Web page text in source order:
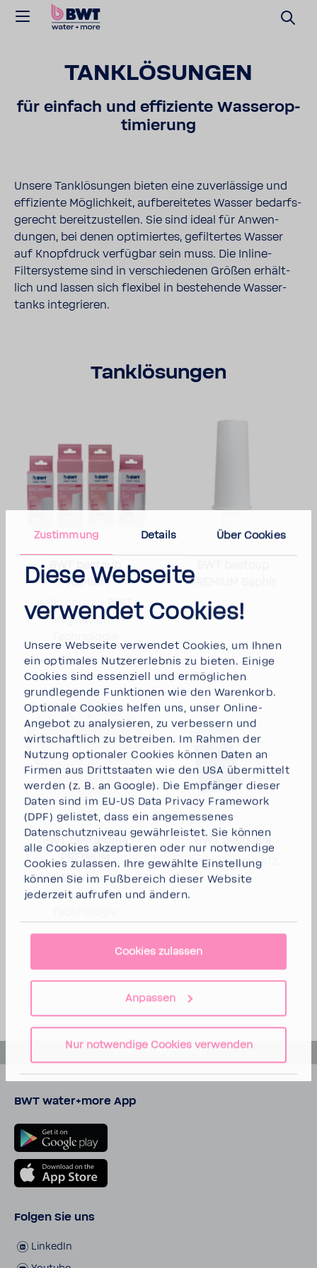
Zustimmung Details Über Cookies
Diese Webseite
verwendet Cookies!
Unsere Webseite verwendet Cookies, um Ihnen
ein optimales Nutzererlebnis zu bieten. Einige
Cookies sind essenziell und ermöglichen
grundlegende Funktionen wie den Warenkorb.
Optionale Cookies helfen uns, unser Online-
Angebot zu analysieren, zu verbessern und
wirtschaftlich zu betreiben. Im Rahmen der
Nutzung optionaler Cookies können Daten an
Firmen aus Drittstaaten wie den USA übermittelt
werden (z. B. an Google). Die Empfänger dieser
Daten sind im EU-US Data Privacy Framework
(DPF) gelistet, dass ein angemessenes
Datenschutzniveau gewährleistet. Sie können
alle Cookies akzeptieren oder nur notwendige
Cookies zulassen. Ihre gewählte Einstellung
können Sie im Fußbereich dieser Website
jederzeit aufrufen und ändern.
Cookies zulassen
Anpassen
Nur notwendige Cookies verwenden
TANK­LÖ­SUNGEN
für einfach und effi­zi­ente Wasser­op­
ti­mie­rung
Unsere Tank­lö­sungen bieten eine zuver­läs­sige und
effi­zi­ente Möglich­keit, aufbe­rei­tetes Wasser bedarfs­
ge­recht bereit­zu­stellen. Sie sind ideal für Anwen­
dungen, bei denen opti­miertes, gefil­tertes Wasser
auf Knopf­druck verfügbar sein muss. Die Inline-​
Filtersysteme sind in verschie­denen Größen erhält­
lich und lassen sich flexibel in bestehende Wasser­
tanks inte­grieren.
Tank­lö­sungen
BWT bestcup
PREMIUM
Kalk­schutz + BWT
Magnesium-​
PREMIUM Saphir
BWT best­aroma
PREMIUM
Kalk­schutz + BWT
Magnesium-​
BWT best­save
Basis-​Kalkschutz
Pad
zum Seiten­an­fang
BWT water+more App
Folgen Sie uns
LinkedIn